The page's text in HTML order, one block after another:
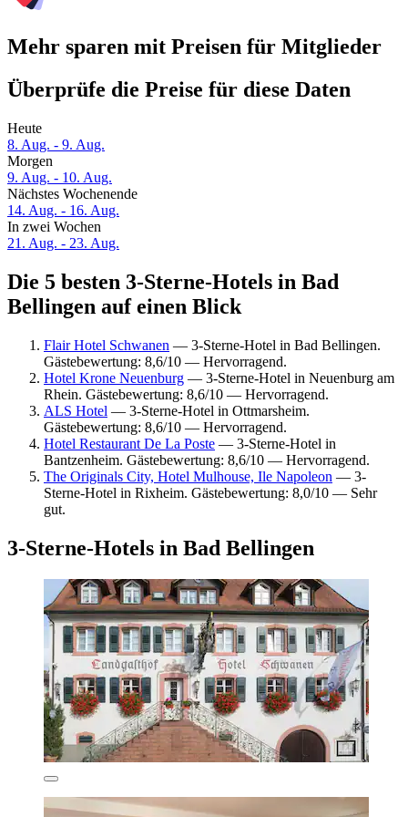
Mehr sparen mit Preisen für Mitglieder
Überprüfe die Preise für diese Daten
Heute
8. Aug. - 9. Aug.
Morgen
9. Aug. - 10. Aug.
Nächstes Wochenende
14. Aug. - 16. Aug.
In zwei Wochen
21. Aug. - 23. Aug.
Die 5 besten 3-Sterne-Hotels in Bad
Bellingen auf einen Blick
Flair Hotel Schwanen — 3-Sterne-Hotel in Bad Bellingen.
Gästebewertung: 8,6/10 — Hervorragend.
Hotel Krone Neuenburg — 3-Sterne-Hotel in Neuenburg am
Rhein. Gästebewertung: 8,6/10 — Hervorragend.
ALS Hotel — 3-Sterne-Hotel in Ottmarsheim.
Gästebewertung: 8,6/10 — Hervorragend.
Hotel Restaurant De La Poste — 3-Sterne-Hotel in
Bantzenheim. Gästebewertung: 8,6/10 — Hervorragend.
The Originals City, Hotel Mulhouse, Ile Napoleon — 3-
Sterne-Hotel in Rixheim. Gästebewertung: 8,0/10 — Sehr
gut.
3-Sterne-Hotels in Bad Bellingen